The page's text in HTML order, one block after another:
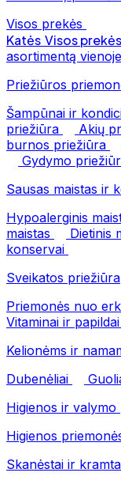
Visos prekės
Katės Visos prekės
asortimentą
Priežiūros
Šampūnai ir
priežiūra
Akių
burnos priežiūra
Gydymo
Sausas maistas ir
Hypoalerginis
maistas
Dietinis
konservai
Sveikatos priežiūra
Priemonės nuo
Vitaminai ir papildai
Kelionėms ir
Dubenėliai
Higienos ir valymo
Higienos
Skanėstai ir